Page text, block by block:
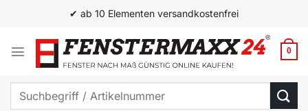
springen
✔ ab 10 Elementen versandkostenfrei
0
Suchen